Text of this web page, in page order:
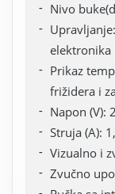
Nivo
elektronika
Prikaz
frižidera i
Napon (V):
Struja (A):
Vizualno i
Zvučno